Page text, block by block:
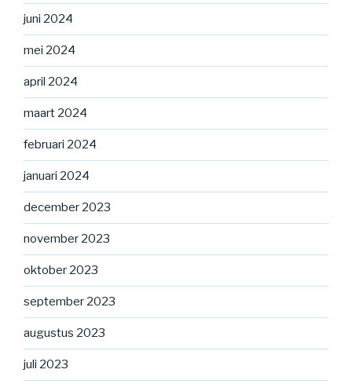
juni 2024
mei 2024
april 2024
maart 2024
februari 2024
januari 2024
december 2023
november 2023
oktober 2023
september 2023
augustus 2023
juli 2023